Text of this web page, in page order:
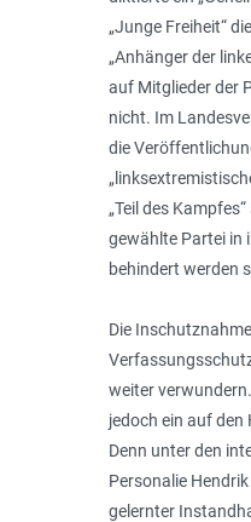
„Junge Freiheit“
„Anhänger der
auf Mitglieder der
nicht. Im
die
„
„Teil des Kampfes“
gewählte Partei in
behindert werden
Die
weiter
jedoch ein auf den
Denn unter den
Personalie
gelernter